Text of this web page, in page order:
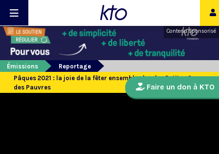
Contenu sponsorisé
Émissions
Reportage
Pâques 2021 : la joie de la fêter ensemble chez les Petites Soeurs
des Pauvres
Faire un don à KTO